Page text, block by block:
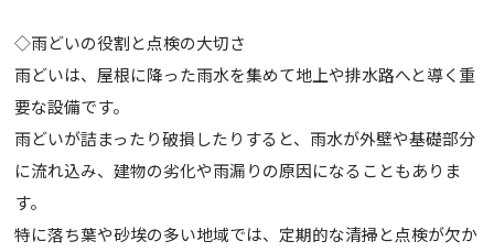
◇雨どいの役割と点検の大切さ
雨どいは、屋根に降った雨水を集めて地上や排水路へと導く重
要な設備です。
雨どいが詰まったり破損したりすると、雨水が外壁や基礎部分
に流れ込み、建物の劣化や雨漏りの原因になることもありま
す。
特に落ち葉や砂埃の多い地域では、定期的な清掃と点検が欠か